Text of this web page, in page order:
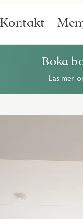
Kontakt
Boka
Läs mer